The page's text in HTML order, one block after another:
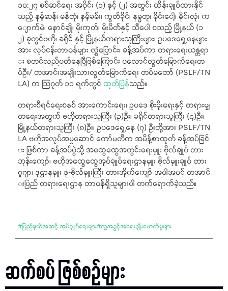
၁၀:၂၇ စစ်ဆင်ရေး အပိုင်း (၁) နှင့် (၂) အတွင်း ထိန်းချုပ်ထားနိုင်
သည့် နမ့်ဆန်၊ မန်တုံ၊ နမ့်ခမ်း၊ ကွတ်ခိုင်၊ နမ္မတူ၊ မိုင်းငေါ့၊ မိုင်းလုံ၊ က
ျောက်မဲ၊ နောင်ချို၊ မိုးကုတ်၊ မိုးမိတ်နှင့် သီပေါ စသည့် မြို့နယ် (၁
၂) ခုတွင်ဗဟို၊ ခရိုင် နှင့် မြို့နယ်တရားသူကြီးများ၊ ဥပဒေရှေ့နေများ
အား လုပ်ငန်းတာဝန်များ လွှဲပြောင်း၊ ခန့်အပ်ကာ တရားရေးယန္တရာ
း စတင်လည်ပတ်နေပြီဖြစ်ကြောင်း ပလောင်လွတ်မြောက်ရေးတ
ပ်ဦး/ တအာင်းအမျိုးသားလွတ်မြောက်ရေး တပ်မတော် (PSLF/TN
LA) က သြဂုတ် ၁၁ ရက်တွင် ထုတ်ပြန်သည်။
တရားစီရင်ရေးစနစ် အားကောင်းရေး၊ ဥပဒေ စိုးမိုးရေးနှင့် တရားမျှ
တရေးအတွက် ဗဟိုတရားသူကြီး (၃)ဦး၊ ခရိုင်တရားသူကြီး (၄)ဦး၊
မြို့နယ်တရားသူကြီး (၈)ဦး၊ ဥပဒေရှေ့နေ (၇) ဦးတို့အား PSLF/TN
LA ဗဟိုအလုပ်အမှုဆောင် ကော်မတီက အမိန့်စာထုတ် ခန့်အပ်ခြင်
း ဖြစ်ကာ ခန့်အပ်ပွဲသို့ အထွေထွေအတွင်းရေးမှူး ဗိုလ်ချုပ် တား
ဘုန်းကျော်၊ ဗဟိုအထွေထွေအုပ်ချုပ်ရေးဌာနမှူး ဗိုလ်မှူးချုပ် တား
ဂူဂျာ၊ ဒုဌာနမှူး ဒု-ဗိုလ်မှူးကြီး တားအိုက်ကျော် အပါအဝင် တအာင်
းပြည် တရားရေးဌာန တာဝန်ရှိသူများပါ တက်ရောက်ခဲ့သည်။
#ပြည်နယ်အဆင့် အုပ်ချုပ်ရေးများ#လူ့အခွင့်အရေးချိုးဖောက်မှုများ
ဆက်စပ် ဖြစ်စဉ်များ